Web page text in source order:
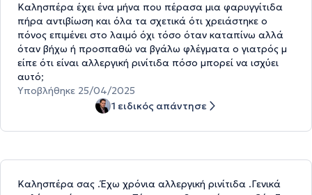
Καλησπέρα έχει ένα μήνα που πέρασα μια φαρυγγίτιδα
πήρα αντιβίωση και όλα τα σχετικά ότι χρειάστηκε ο
πόνος επιμένει στο λαιμό όχι τόσο όταν καταπίνω αλλά
όταν βήχω ή προσπαθώ να βγάλω φλέγματα ο γιατρός μ
είπε ότι είναι αλλεργική ρινίτιδα πόσο μπορεί να ισχύει
αυτό;
Υποβλήθηκε 25/04/2025
1 ειδικός απάντησε
Καλησπέρα σας .Έχω χρόνια αλλεργική ρινίτιδα .Γενικά